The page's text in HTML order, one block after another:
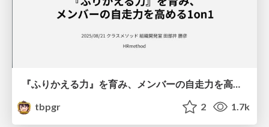
『ふりかえる力』を育み、メンバーの自走力を高める 1 on 1 / 1-on-1 sessions to foster self-reflection
tbpgr
2 1.7k